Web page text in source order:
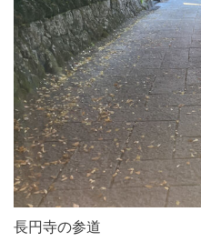
長円寺の参道